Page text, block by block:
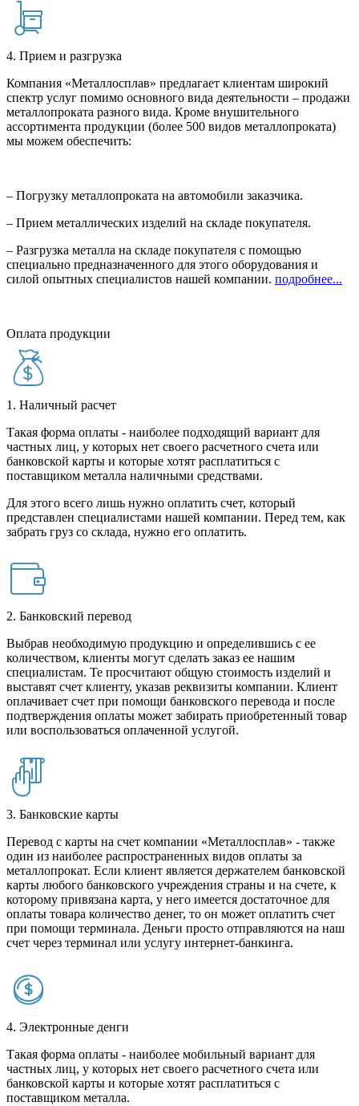
4. Прием и разгрузка
Компания «Металлосплав» предлагает клиентам широкий
спектр услуг помимо основного вида деятельности – продажи
металлопроката разного вида. Кроме внушительного
ассортимента продукции (более 500 видов металлопроката)
мы можем обеспечить:
– Погрузку металлопроката на автомобили заказчика.
– Прием металлических изделий на складе покупателя.
– Разгрузка металла на складе покупателя с помощью
специально предназначенного для этого оборудования и
силой опытных специалистов нашей компании. подробнее...
Оплата продукции
1. Наличный расчет
Такая форма оплаты - наиболее подходящий вариант для
частных лиц, у которых нет своего расчетного счета или
банковской карты и которые хотят расплатиться с
поставщиком металла наличными средствами.
Для этого всего лишь нужно оплатить счет, который
представлен специалистами нашей компании. Перед тем, как
забрать груз со склада, нужно его оплатить.
2. Банковский перевод
Выбрав необходимую продукцию и определившись с ее
количеством, клиенты могут сделать заказ ее нашим
специалистам. Те просчитают общую стоимость изделий и
выставят счет клиенту, указав реквизиты компании. Клиент
оплачивает счет при помощи банковского перевода и после
подтверждения оплаты может забирать приобретенный товар
или воспользоваться оплаченной услугой.
3. Банковские карты
Перевод с карты на счет компании «Металлосплав» - также
один из наиболее распространенных видов оплаты за
металлопрокат. Если клиент является держателем банковской
карты любого банковского учреждения страны и на счете, к
которому привязана карта, у него имеется достаточное для
оплаты товара количество денег, то он может оплатить счет
при помощи терминала. Деньги просто отправляются на наш
счет через терминал или услугу интернет-банкинга.
4. Электронные денги
Такая форма оплаты - наиболее мобильный вариант для
частных лиц, у которых нет своего расчетного счета или
банковской карты и которые хотят расплатиться с
поставщиком металла.